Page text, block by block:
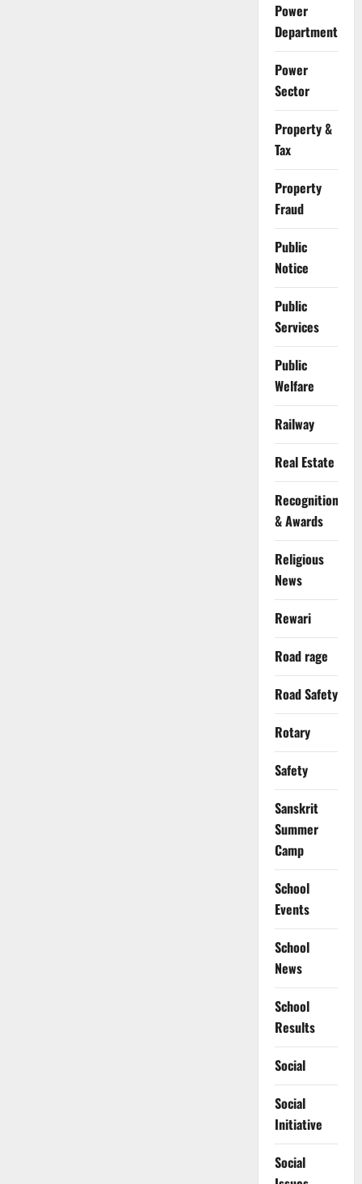
Power
Department
Power
Sector
Property &
Tax
Property
Fraud
Public
Notice
Public
Services
Public
Welfare
Railway
Real Estate
Recognition
& Awards
Religious
News
Rewari
Road rage
Road Safety
Rotary
Safety
Sanskrit
Summer
Camp
School
Events
School
News
School
Results
Social
Social
Initiative
Social